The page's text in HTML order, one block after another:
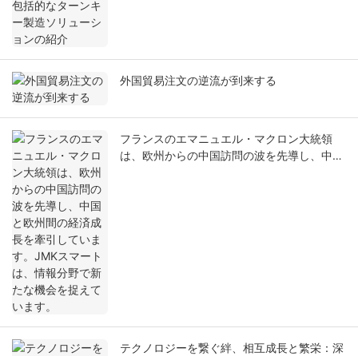
外国貿易注文の逆流が到来する
フランスのエマニュエル・マクロン大統領
は、欧州からの中国訪問の波を先導し、中国
テクノロジーを繋ぐ絆、相互成長と繁栄：深